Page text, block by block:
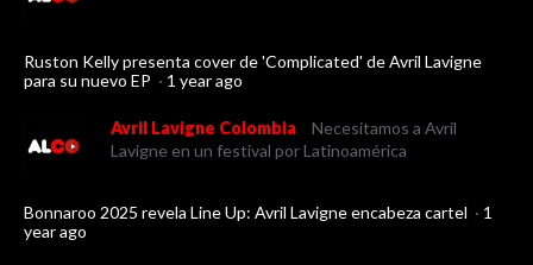
Ruston Kelly presenta cover de 'Complicated' de Avril Lavigne
para su nuevo EP · 1 year ago
Avril Lavigne Colombia
Necesitamos a Avril
Lavigne en un festival por Latinoamérica
Bonnaroo 2025 revela Line Up: Avril Lavigne encabeza cartel · 1
year ago